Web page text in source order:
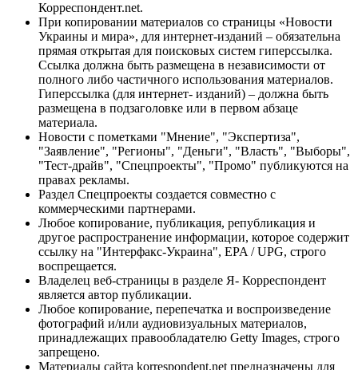
Корреспондент.net.
При копировании материалов со страницы «Новости
Украины и мира», для интернет-изданий – обязательна
прямая открытая для поисковых систем гиперссылка.
Ссылка должна быть размещена в независимости от
полного либо частичного использования материалов.
Гиперссылка (для интернет- изданий) – должна быть
размещена в подзаголовке или в первом абзаце
материала.
Новости с пометками "Мнение", "Экспертиза",
"Заявление", "Регионы", "Деньги", "Власть", "Выборы",
"Тест-драйв", "Спецпроекты", "Промо" публикуются на
правах рекламы.
Раздел Спецпроекты создается совместно с
коммерческими партнерами.
Любое копирование, публикация, републикация и
другое распространение информации, которое содержит
ссылку на "Интерфакс-Украина", EPA / UPG, строго
воспрещается.
Владелец веб-страницы в разделе Я- Корреспондент
является автор публикации.
Любое копирование, перепечатка и воспроизведение
фотографий и/или аудиовизуальных материалов,
принадлежащих правообладателю Getty Images, строго
запрещено.
Материалы сайта korrespondent.net предназначены для